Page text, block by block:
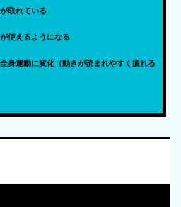
取れている
使えるようになる
身運動に変化（動きが読まれやすく疲れる